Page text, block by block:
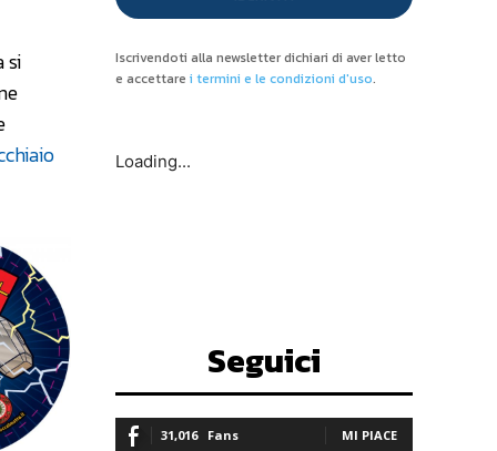
si
Iscrivendoti alla newsletter dichiari di aver letto
e accettare i termini e le condizioni d'uso.
Loading...
Seguici
31,016 Fans MI PIACE